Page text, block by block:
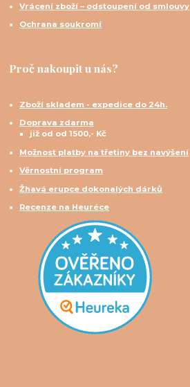
Vrácení zboží – odstoupení od smlouvy
Ochrana soukromí
Proč nakoupit u nás?
Zboží skladem - expedice do 24h.
Doprava zdarma
již od od 1500,- Kč
Možnost platby na třetiny bez navýšení
Věrnostní program
Žhavá erupce dokonalých dárků
Recenze na Heuréce